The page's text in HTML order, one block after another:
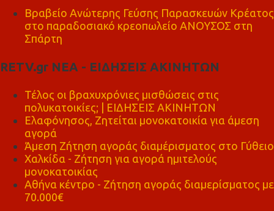
Βραβείο Ανώτερης Γεύσης Παρασκευών Κρέατος
στο παραδοσιακό κρεοπωλείο ΑΝΟΥΣΟΣ στη
Σπάρτη
RETV.gr ΝΕΑ - ΕΙΔΗΣΕΙΣ ΑΚΙΝΗΤΩΝ
Τέλος οι βραχυχρόνιες μισθώσεις στις
πολυκατοικίες; | ΕΙΔΗΣΕΙΣ ΑΚΙΝΗΤΩΝ
Ελαφόνησος, Ζητείται μονοκατοικία για άμεση
αγορά
Άμεση Ζήτηση αγοράς διαμέρισματος στο Γύθειο
Χαλκίδα - Ζήτηση για αγορά ημιτελούς
μονοκατοικίας
Αθήνα κέντρο - Ζήτηση αγοράς διαμερίσματος με
70.000€